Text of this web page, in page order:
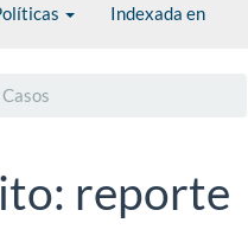
Indexada en
reporte